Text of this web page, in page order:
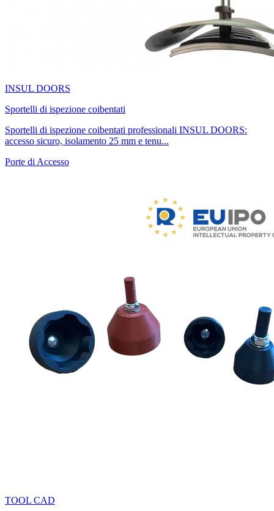
INSUL DOORS
Sportelli di ispezione coibentati
Sportelli di ispezione coibentati professionali INSUL DOORS:
accesso sicuro, isolamento 25 mm e tenu...
Porte di Accesso
TOOL CAD